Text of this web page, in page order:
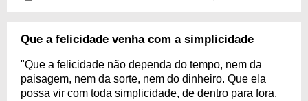
Que a felicidade venha com a simplicidade
"Que a felicidade não dependa do tempo, nem da
paisagem, nem da sorte, nem do dinheiro. Que ela
possa vir com toda simplicidade, de dentro para fora,